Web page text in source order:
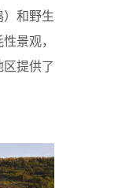
和野生
景观，
提供了